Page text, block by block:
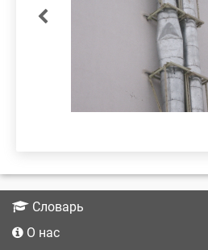
ДЫМОХОДЫ
ДУ-400, ...
НЕСУЩЕЙ Б...
ТРУБЫ 32М
Словарь
О нас